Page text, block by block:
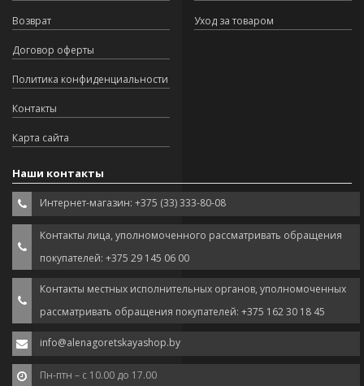
Возврат
Договор оферты
Политика конфиденциальности
Контакты
Карта сайта
Уход за товаром
Наши контакты
Интернет-магазин: +375 (33) 333-80-08
Контакты лица, уполномоченного рассматривать обращения
покупателей: +375 29 145 06 00
Контакты местных исполнительных органов, уполномоченных
рассматривать обращения покупателей: +375 162 30 18 45
info@alenagoretskayashop.by
Пн-птн – с 10.00 до 17.00